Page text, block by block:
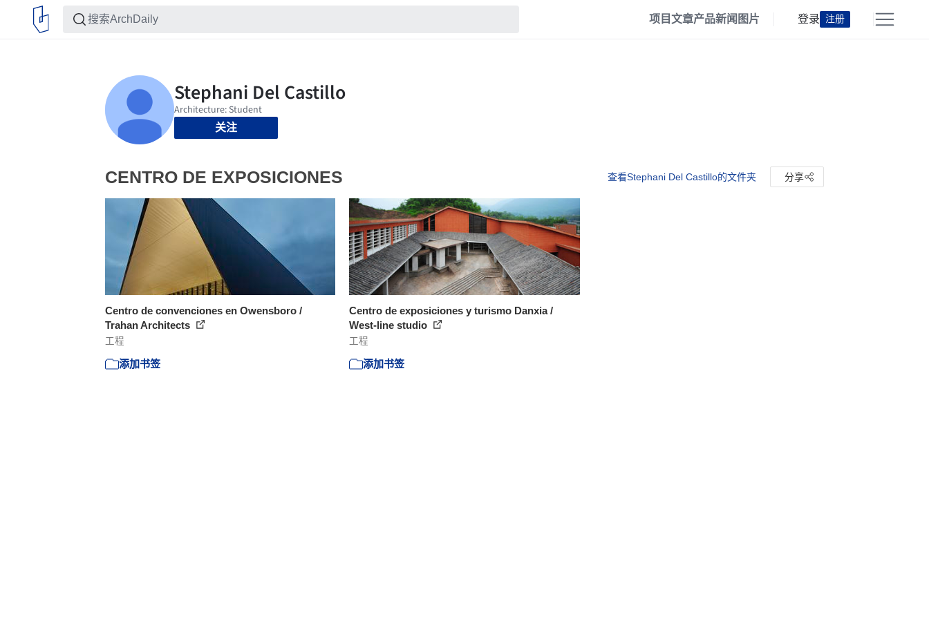
项目文章产品新闻 图片 登录 注册
关注
CENTRO DE EXPOSICIONES 查看Stephani Del Castillo的文件夹 分享
Centro de convenciones en Owensboro /
Trahan Architects
工程
添加书签
Centro de exposiciones y turismo Danxia /
West-line studio
工程
添加书签